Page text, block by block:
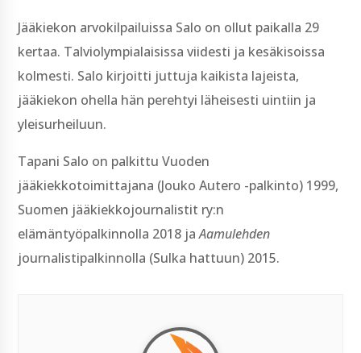
Jääkiekon arvokilpailuissa Salo on ollut paikalla 29
kertaa. Talviolympialaisissa viidesti ja kesäkisoissa
kolmesti. Salo kirjoitti juttuja kaikista lajeista,
jääkiekon ohella hän perehtyi läheisesti uintiin ja
yleisurheiluun.
Tapani Salo on palkittu Vuoden
jääkiekkotoimittajana (Jouko Autero -palkinto) 1999,
Suomen jääkiekkojournalistit ry:n
elämäntyöpalkinnolla 2018 jaAamulehden
journalistipalkinnolla (Sulka hattuun) 2015.